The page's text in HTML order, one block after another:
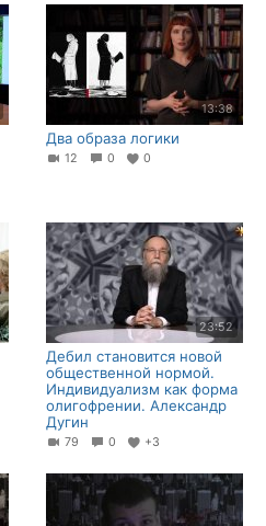
13:38
Два образа логики
12 0 0
23:52
Дeбил становится новой
общественной нopмой.
Индивидуализм как форма
олигофрении. Александр
Дугин
79 0 +3